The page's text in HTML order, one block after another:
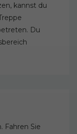
kannst du
Du
Fahren Sie